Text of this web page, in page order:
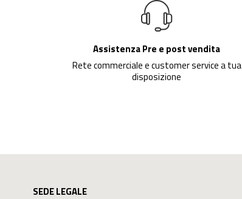
Assistenza Pre e post vendita
Rete commerciale e customer service a tua
disposizione
SEDE LEGALE